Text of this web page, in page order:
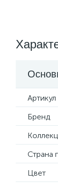
Артикул
Бренд
Страна
Цвет